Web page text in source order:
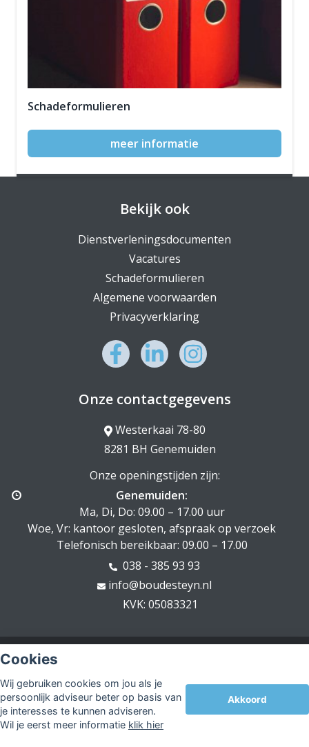
Cookies
Wij gebruiken cookies om jou als je
persoonlijk adviseur beter op basis van
je interesses te kunnen adviseren.
Wil je eerst meer informatie klik hier
Akkoord
Schadeformulieren
meer informatie
Bekijk ook
Dienstverleningsdocumenten
Vacatures
Schadeformulieren
Algemene voorwaarden
Privacyverklaring
Onze contactgegevens
Westerkaai 78-80
8281 BH Genemuiden
Onze openingstijden zijn:
Genemuiden:
Ma, Di, Do: 09.00 – 17.00 uur
Woe, Vr: kantoor gesloten, afspraak op verzoek
Telefonisch bereikbaar: 09.00 – 17.00
038 - 385 93 93
info@boudesteyn.nl
KVK: 05083321
Sitemap
Disclaimer